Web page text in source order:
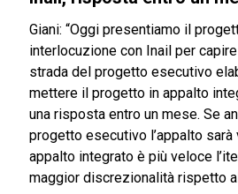
Giani: “Oggi presentiamo il
interlocuzione con Inail per
strada del progetto esecutivo
mettere il progetto in appalto
una risposta entro un mese. Se
progetto esecutivo l’appalto
appalto integrato è più veloce
maggior discrezionalità rispetto